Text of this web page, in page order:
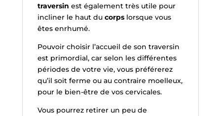
traversin est également très utile pour
incliner le haut du corpslorsque vous
êtes enrhumé.
Pouvoir choisir l’accueil de son traversin
est primordial, car selon les différentes
périodes de votre vie, vous préférerez
qu’il soit ferme ou au contraire moelleux,
pour le bien-être de vos cervicales.
Vous pourrez retirer un peu de